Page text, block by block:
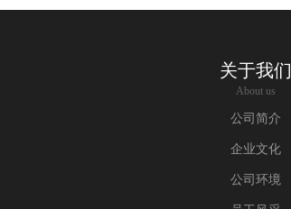
关于我们
About us
公司简介
企业文化
公司环境